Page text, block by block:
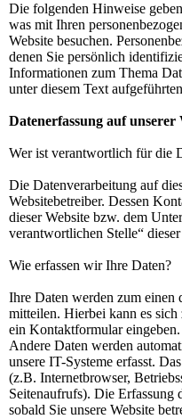
Die folgenden Hinweise
was mit Ihren
Website besuchen.
denen Sie persönlich
Informationen zum Thema
unter diesem Text
Datenerfassung auf unserer
Wer ist verantwortlich für die
Die Datenverarbeitung auf
Websitebetreiber. Dessen
dieser Website bzw. dem
verantwortlichen Stelle“
Wie erfassen wir Ihre Daten?
Ihre Daten werden zum einen
mitteilen. Hierbei kann es
ein Kontaktformular eingeben.
Andere Daten werden
unsere IT-Systeme erfasst.
(z.B. Internetbrowser,
Seitenaufrufs). Die Erfassung
sobald Sie unsere Website